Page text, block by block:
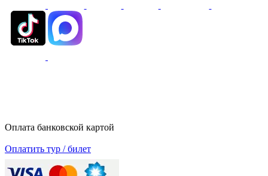
Оплата банковской картой
Оплатить тур / билет